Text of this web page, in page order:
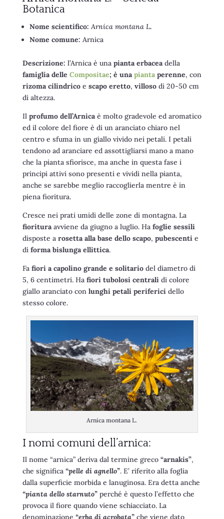
Botanica
Nome scientifico: Arnica montana L.
Nome comune: Arnica
Descrizione: l’Arnica è una pianta erbaceadella
famiglia delle Compositae; è una pianta perenne, con
rizoma cilindricoe scapo eretto, villosodi 20-50 cm
di altezza.
Il profumo dell’Arnicaè molto gradevole ed aromatico
ed il colore del fiore è di un aranciato chiaro nel
centro e sfuma in un giallo vivido nei petali. I petali
tendono ad aranciare ed assottigliarsi mano a mano
che la pianta sfiorisce, ma anche in questa fase i
principi attivi sono presenti e vividi nella pianta,
anche se sarebbe meglio raccoglierla mentre è in
piena fioritura.
Cresce nei prati umidi delle zone di montagna. La
fiorituraavviene da giugno a luglio. Ha foglie sessili
disposte a rosetta alla base dello scapo, pubescentie
di forma bislunga ellittica.
Fa fiori a capolino grande e solitariodel diametro di
5, 6 centimetri. Ha fiori tubolosi centralidi colore
giallo aranciato con lunghi petali perifericidello
stesso colore.
Arnica montana L.
I nomi comuni dell’arnica:
Il nome “arnica” deriva dal termine greco “arnakis”,
che significa “pelle di agnello”. E’ riferito alla foglia
dalla superficie morbida e lanuginosa. Era detta anche
“pianta dello starnuto”perché è questo l’effetto che
provoca il fiore quando viene schiacciato. La
denominazione “erba di acrobata”che viene dato